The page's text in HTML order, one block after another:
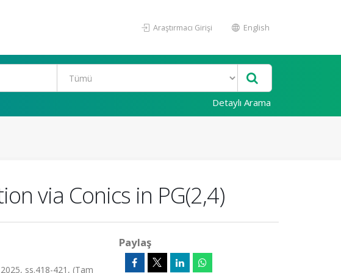
Araştırmacı Girişi English
Detaylı Arama
via Conics in PG(2,4)
ss.418-421, (Tam
Paylaş